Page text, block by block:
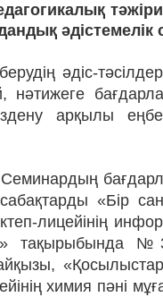
әдістемелік
әдіс-
арқылы
«Бір
лицейінің
тақырыбында
химия пәні